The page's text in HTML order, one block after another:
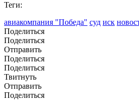
Теги:
авиакомпания "Победа" суд иск
Поделиться
Поделиться
Отправить
Поделиться
Поделиться
Твитнуть
Отправить
Поделиться